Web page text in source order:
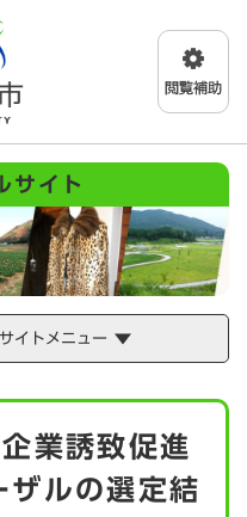
て本文へ
サイト
イトメニュー
業誘致促進
ザルの選定結